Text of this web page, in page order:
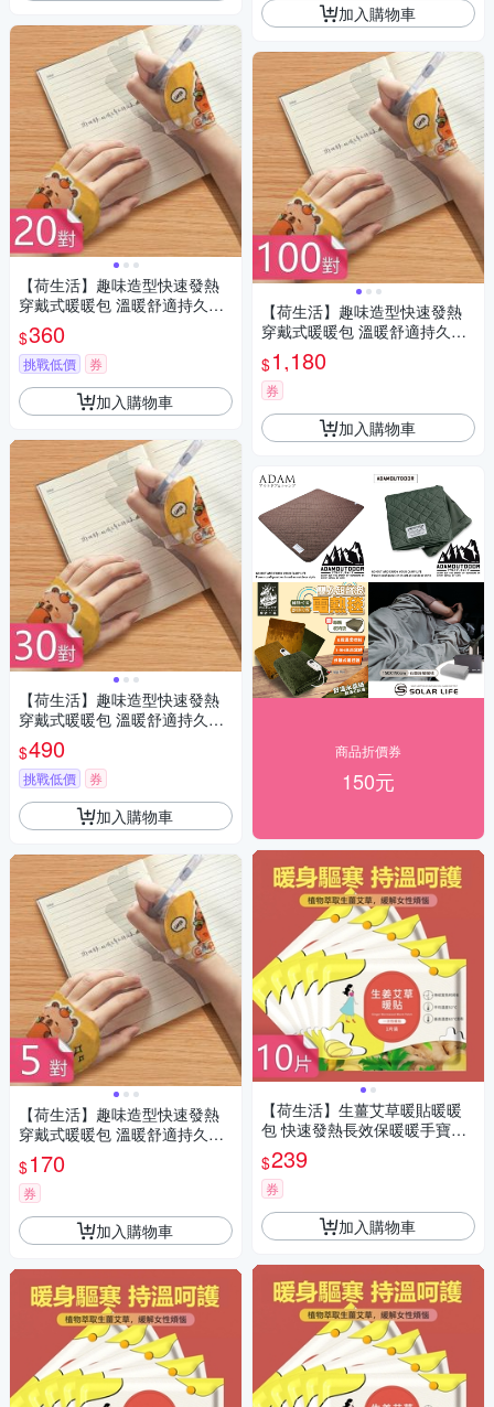
【荷生活】趣味造型快速發熱
穿戴式暖暖包 溫暖舒適持久發
熱手足暖暖包-20對組
$360
挑戰低價 券
加入購物車
【荷生活】趣味造型快速發熱
穿戴式暖暖包 溫暖舒適持久發
熱手足暖暖包-30對組
$490
挑戰低價 券
加入購物車
【荷生活】趣味造型快速發熱
穿戴式暖暖包 溫暖舒適持久發
熱手足暖暖包-5對組
$170
券
加入購物車
加入購物車
【荷生活】趣味造型快速發熱
穿戴式暖暖包 溫暖舒適持久發
熱手足暖暖包-100對組
$1,180
券
加入購物車
商品折價券
150元
【荷生活】生薑艾草暖貼暖暖
包 快速發熱長效保暖暖手寶暖
宮貼-10片
$239
券
加入購物車